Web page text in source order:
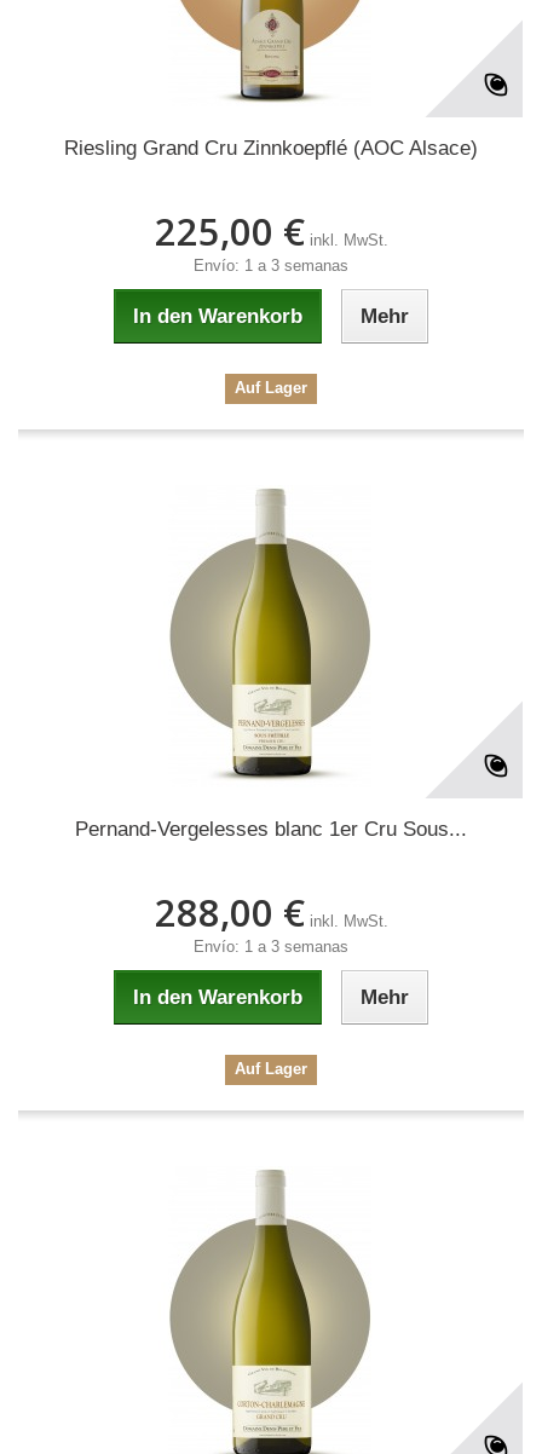
Riesling Grand Cru Zinnkoepflé (AOC Alsace)
225,00 € inkl. MwSt.
Envío: 1 a 3 semanas
In den Warenkorb Mehr
Auf Lager
Pernand-Vergelesses blanc 1er Cru Sous...
288,00 € inkl. MwSt.
Envío: 1 a 3 semanas
In den Warenkorb Mehr
Auf Lager